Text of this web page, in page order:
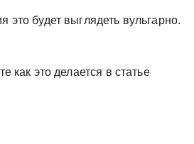
будет выглядеть вульгарно.
как это делается в статье